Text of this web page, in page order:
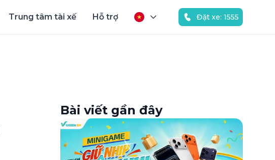
Trung tâm tài xế Hỗ trợ Đặt xe: 1555
Bài viết gần đây